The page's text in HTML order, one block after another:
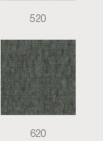
520
620